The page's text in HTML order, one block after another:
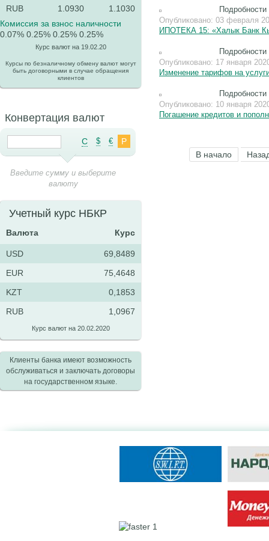
Подробности
Опубликовано: 03 февраля
ИПОТЕКА 15: «Халык Банк
Подробности
Опубликовано: 17 января
Изменение тарифов на
Подробности
Опубликовано: 10 января
Погашение кредитов и
В начало
RUB
1.0930
1.1030
Комиссия за взнос наличности
0.07% 0.25% 0.25% 0.25%
Курс валют на 19.02.20
Курсы по безналичному обмену валют могут
быть договорными в случае обращения
клиентов
Конвертация валют
C $ € Р
Введите сумму и выберите
валюту
Учетный курс НБКР
Валюта Курс
USD
69,8489
EUR
75,4648
KZT
0,1853
RUB
1,0967
Курс валют на 20.02.2020
Клиенты банка имеют возможность
обслуживаться и заключать договоры
на государственном языке.